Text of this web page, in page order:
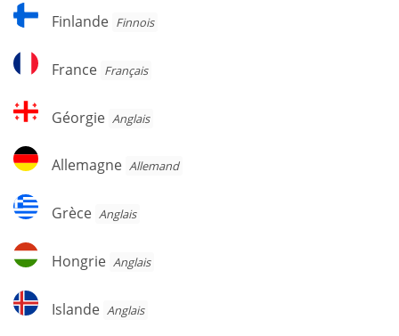
Finlande
Finlande Finnois
France
France Français
Géorgie
Géorgie Anglais
Allemagne
Allemagne Allemand
Grèce
Grèce Anglais
Hongrie
Hongrie Anglais
Islande
Islande Anglais